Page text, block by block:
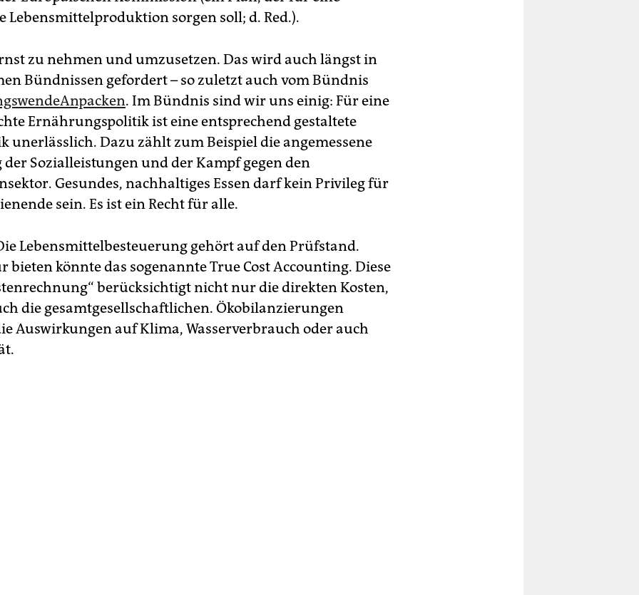
Lebensmittelproduktion sorgen soll; d. Red.).
zu nehmen und umzusetzen. Das wird auch längst in
Bündnissen gefordert – so zuletzt auch vom Bündnis
. Im Bündnis sind wir uns einig: Für eine
Ernährungspolitik ist eine entsprechend gestaltete
unerlässlich. Dazu zählt zum Beispiel die angemessene
der Sozialleistungen und der Kampf gegen den
Gesundes, nachhaltiges Essen darf kein Privileg für
sein. Es ist ein Recht für alle.
Lebensmittelbesteuerung gehört auf den Prüfstand.
bieten könnte das sogenannte True Cost Accounting. Diese
berücksichtigt nicht nur die direkten Kosten,
die gesamtgesellschaftlichen. Ökobilanzierungen
Auswirkungen auf Klima, Wasserverbrauch oder auch